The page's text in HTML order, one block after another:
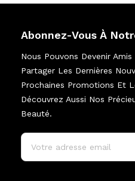
Abonnez-Vous À
Nous Pouvons Devenir
Partager Les Dernières
Prochaines Promotions Et
Découvrez Aussi Nos
Beauté.